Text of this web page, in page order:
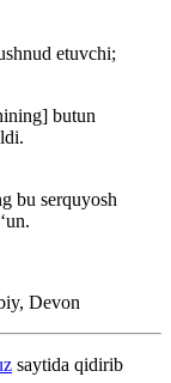
etuvchi;
butun
bu serquyosh
Devon
saytida qidirib